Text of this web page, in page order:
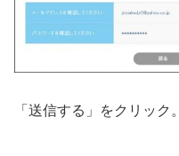
「送信する」をクリック。